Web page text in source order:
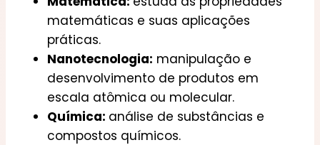
matemáticas e suas aplicações
práticas.
Nanotecnologia: manipulação e
desenvolvimento de produtos em
escala atômica ou molecular.
Química: análise de substâncias e
compostos químicos.